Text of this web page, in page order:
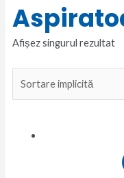
Afișez singurul rezultat